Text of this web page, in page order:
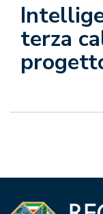
terza